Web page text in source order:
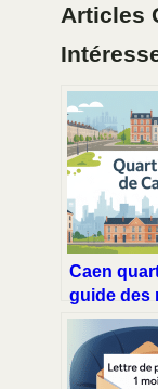
Articles
Caen
guide des
secteurs
investir